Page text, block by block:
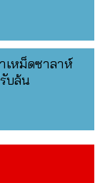
เหม็ดซาลาห์
บล้น